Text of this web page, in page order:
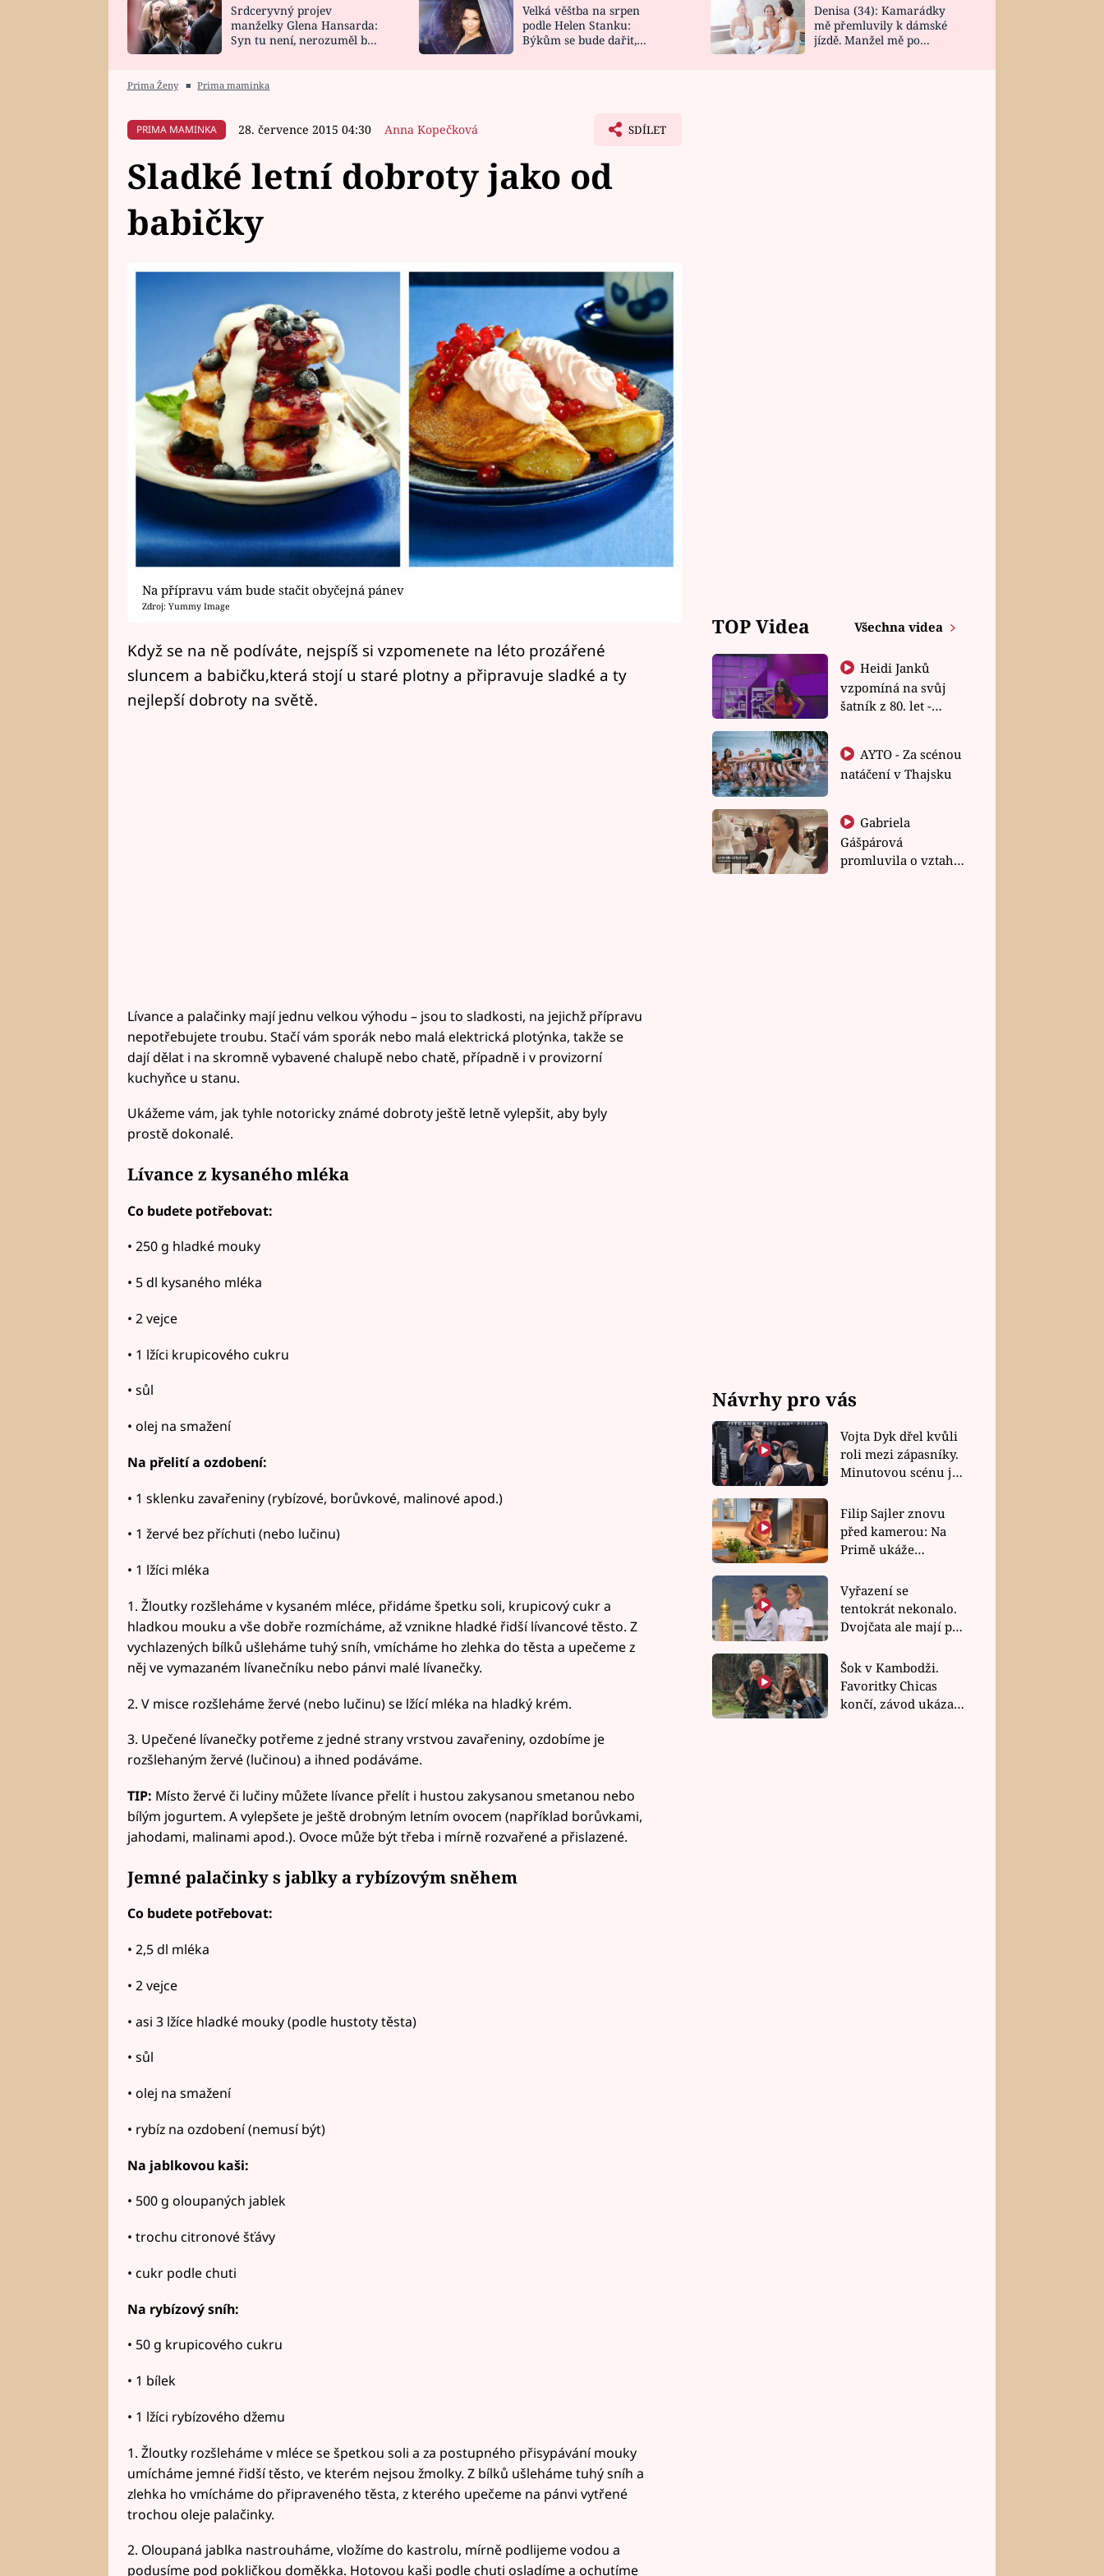
HOROSKOP NA
CELEBRITY
VAŘENÍ
NOVINKY
VIDEORECEPTY
DESIGN
Srdceryvný projev
manželky Glena Hansarda:
Syn tu není, nerozuměl by
Velká věštba na srpen
podle Helen Stanku:
Býkům se bude dařit,
Denisa (34): Kamarádky
mě přemluvily k dámské
jízdě. Manžel mě po
Prima Ženy ■ Prima maminka
PRIMA MAMINKA 28. července 2015 04:30 Anna Kopečková SDÍLET
Sladké letní dobroty jako od
babičky
Na přípravu vám bude stačit obyčejná pánev
Zdroj: Yummy Image
Když se na ně podíváte, nejspíš si vzpomenete na léto prozářené
sluncem a babičku,která stojí u staré plotny a připravuje sladké a ty
nejlepší dobroty na světě.
Lívance a palačinky mají jednu velkou výhodu – jsou to sladkosti, na jejichž přípravu
nepotřebujete troubu. Stačí vám sporák nebo malá elektrická plotýnka, takže se
dají dělat i na skromně vybavené chalupě nebo chatě, případně i v provizorní
kuchyňce u stanu.
Ukážeme vám, jak tyhle notoricky známé dobroty ještě letně vylepšit, aby byly
prostě dokonalé.
Lívance z kysaného mléka
Co budete potřebovat:
• 250 g hladké mouky
• 5 dl kysaného mléka
• 2 vejce
• 1 lžíci krupicového cukru
• sůl
• olej na smažení
Na přelití a ozdobení:
• 1 sklenku zavařeniny (rybízové, borůvkové, malinové apod.)
• 1 žervé bez příchuti (nebo lučinu)
• 1 lžíci mléka
1. Žloutky rozšleháme v kysaném mléce, přidáme špetku soli, krupicový cukr a
hladkou mouku a vše dobře rozmícháme, až vznikne hladké řidší lívancové těsto. Z
vychlazených bílků ušleháme tuhý sníh, vmícháme ho zlehka do těsta a upečeme z
něj ve vymazaném lívanečníku nebo pánvi malé lívanečky.
2. V misce rozšleháme žervé (nebo lučinu) se lžící mléka na hladký krém.
3. Upečené lívanečky potřeme z jedné strany vrstvou zavařeniny, ozdobíme je
rozšlehaným žervé (lučinou) a ihned podáváme.
TIP: Místo žervé či lučiny můžete lívance přelít i hustou zakysanou smetanou nebo
bílým jogurtem. A vylepšete je ještě drobným letním ovocem (například borůvkami,
jahodami, malinami apod.). Ovoce může být třeba i mírně rozvařené a přislazené.
Jemné palačinky s jablky a rybízovým sněhem
Co budete potřebovat:
• 2,5 dl mléka
• 2 vejce
• asi 3 lžíce hladké mouky (podle hustoty těsta)
• sůl
• olej na smažení
• rybíz na ozdobení (nemusí být)
Na jablkovou kaši:
• 500 g oloupaných jablek
• trochu citronové šťávy
• cukr podle chuti
Na rybízový sníh:
• 50 g krupicového cukru
• 1 bílek
• 1 lžíci rybízového džemu
1. Žloutky rozšleháme v mléce se špetkou soli a za postupného přisypávání mouky
umícháme jemné řidší těsto, ve kterém nejsou žmolky. Z bílků ušleháme tuhý sníh a
zlehka ho vmícháme do připraveného těsta, z kterého upečeme na pánvi vytřené
trochou oleje palačinky.
2. Oloupaná jablka nastrouháme, vložíme do kastrolu, mírně podlijeme vodou a
podusíme pod pokličkou doměkka. Hotovou kaši podle chuti osladíme a ochutíme
TOP Videa Všechna videa
Heidi Janků
vzpomíná na svůj
šatník z 80. let -
natáčení v Thajsku
Gabriela
Gášpárová
promluvila o vztahu
Návrhy pro vás
Vojta Dyk dřel kvůli
roli mezi zápasníky.
Minutovou scénu jel
Filip Sajler znovu
před kamerou: Na
Primě ukáže
rychlé recepty
Vyřazení se
tentokrát nekonalo.
Dvojčata ale mají po
závodu nůž na krku
Šok v Kambodži.
Favoritky Chicas
končí, závod ukázal